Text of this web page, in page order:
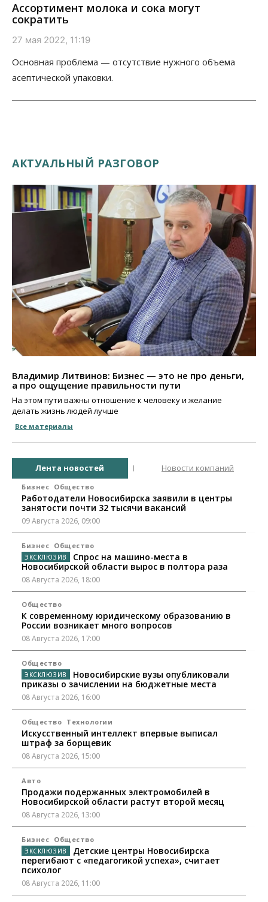
Ассортимент молока и сока могут
сократить
27 мая 2022, 11:19
Основная проблема — отсутствие нужного объема
асептической упаковки.
АКТУАЛЬНЫЙ РАЗГОВОР
Владимир Литвинов: Бизнес — это не про деньги,
а про ощущение правильности пути
На этом пути важны отношение к человеку и желание
делать жизнь людей лучше
Все материалы
Лента новостей Новости компаний
Бизнес Общество
Работодатели Новосибирска заявили в центры
занятости почти 32 тысячи вакансий
09 Августа 2026, 09:00
Бизнес Общество
Спрос на машино-места в
Новосибирской области вырос в полтора раза
08 Августа 2026, 18:00
Общество
К современному юридическому образованию в
России возникает много вопросов
08 Августа 2026, 17:00
Общество
Новосибирские вузы опубликовали
приказы о зачислении на бюджетные места
08 Августа 2026, 16:00
Общество Технологии
Искусственный интеллект впервые выписал
штраф за борщевик
08 Августа 2026, 15:00
Авто
Продажи подержанных электромобилей в
Новосибирской области растут второй месяц
08 Августа 2026, 13:00
Бизнес Общество
Детские центры Новосибирска
перегибают с «педагогикой успеха», считает
психолог
08 Августа 2026, 11:00